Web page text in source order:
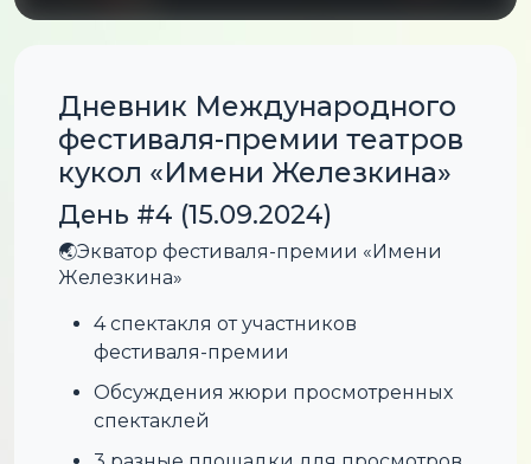
Дневник Международного
фестиваля-премии театров
кукол «Имени Железкина»
День #4 (15.09.2024)
🌏Экватор фестиваля-премии «Имени
Железкина»
4 спектакля от участников
фестиваля-премии
Обсуждения жюри просмотренных
спектаклей